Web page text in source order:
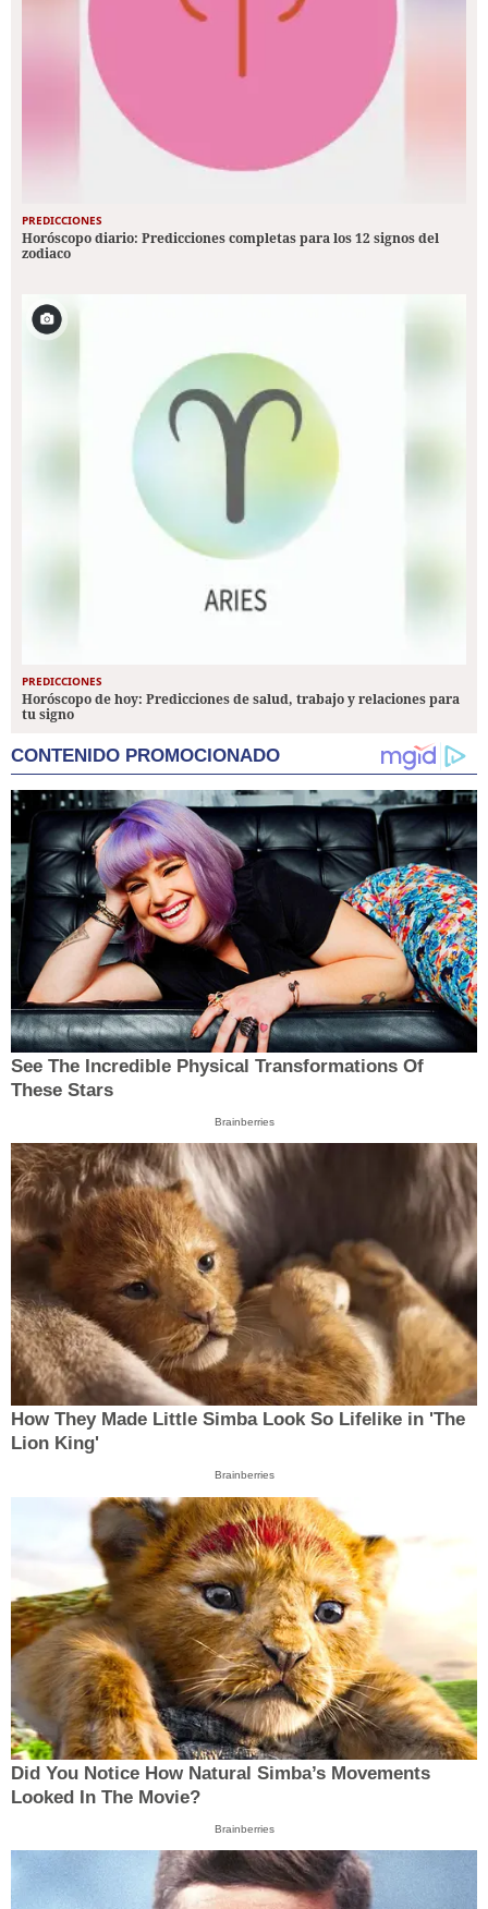
PREDICCIONES
Horóscopo diario: Predicciones completas para los 12 signos del
zodiaco
PREDICCIONES
Horóscopo de hoy: Predicciones de salud, trabajo y relaciones para
tu signo
CONTENIDO PROMOCIONADO
See The Incredible Physical Transformations Of
These Stars
Brainberries
How They Made Little Simba Look So Lifelike in 'The
Lion King'
Brainberries
Did You Notice How Natural Simba’s Movements
Looked In The Movie?
Brainberries